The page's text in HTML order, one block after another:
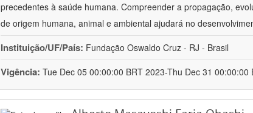
precedentes à saúde humana. Compreender a propagação,
de origem humana, animal e ambiental ajudará no
Instituição/UF/País: Fundação Oswaldo Cruz - RJ - Brasil
Vigência: Tue Dec 05 00:00:00 BRT 2023-Thu Dec 31 00:00:00